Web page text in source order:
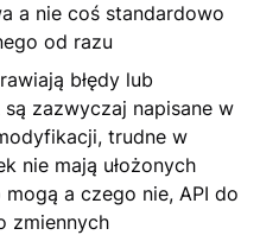
a nie coś standardowo
od razu
błędy lub
zazwyczaj napisane w
trudne w
nie mają ułożonych
a czego nie, API do
zmiennych